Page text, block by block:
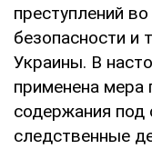
преступлений
безопасности и
Украины. В
применена мера
содержания под
следственные